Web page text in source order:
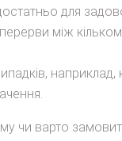
для
між
наприклад,
чи варто